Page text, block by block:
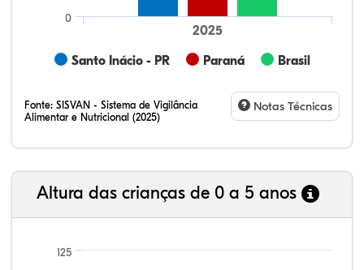
Santo Inácio - PR Paraná Brasil
2025
0
Fonte: SISVAN - Sistema de Vigilância
Alimentar e Nutricional (2025)
Notas Técnicas
Altura das crianças de 0 a 5 anos
125